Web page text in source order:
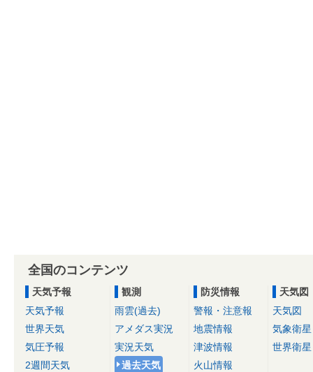
全国のコンテンツ
天気予報
天気予報
世界天気
気圧予報
2週間天気
観測
雨雲(過去)
アメダス実況
実況天気
過去天気
防災情報
警報・注意報
地震情報
津波情報
火山情報
天気図
天気図
気象衛星
世界衛星